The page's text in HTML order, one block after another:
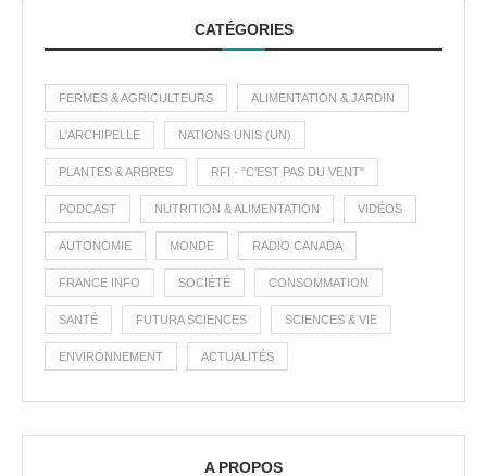
CATÉGORIES
FERMES & AGRICULTEURS ALIMENTATION & JARDIN
L'ARCHIPELLE NATIONS UNIS (UN)
PLANTES & ARBRES RFI - "C'EST PAS DU VENT"
PODCAST NUTRITION & ALIMENTATION VIDÉOS
AUTONOMIE MONDE RADIO CANADA
FRANCE INFO SOCIÉTÉ CONSOMMATION
SANTÉ FUTURA SCIENCES SCIENCES & VIE
ENVIRONNEMENT ACTUALITÉS
A PROPOS